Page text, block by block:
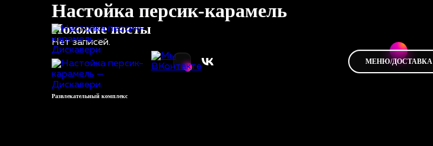
Развлекательный комплекс
МЕНЮ/ДОСТАВКА
Настойка персик-карамель
Похожие посты
Нет записей.